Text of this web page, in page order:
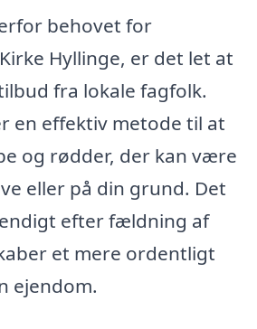
behovet for
Hyllinge, er det let at
fra lokale fagfolk.
en effektiv metode til at
og rødder, der kan være
eller på din grund. Det
efter fældning af
et mere ordentligt
ejendom.